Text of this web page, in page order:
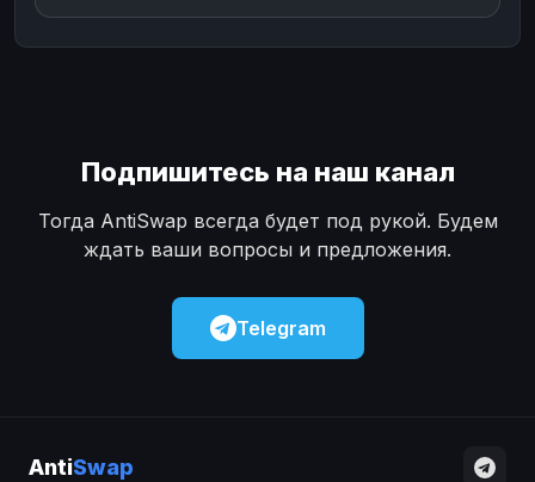
Подпишитесь на наш канал
Тогда AntiSwap всегда будет под рукой. Будем
ждать ваши вопросы и предложения.
Telegram
AntiSwap